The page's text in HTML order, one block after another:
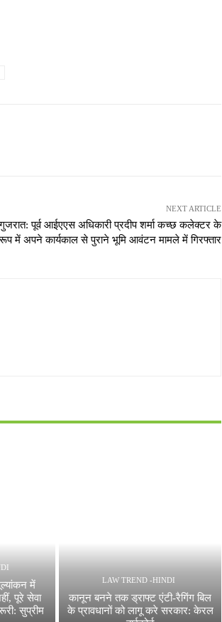
NEXT ARTICLE
पूर्व आईएएस अधिकारी प्रदीप शर्मा कच्छ कलेक्टर के
में अपने कार्यकाल से पुराने भूमि आवंटन मामले में गिरफ्तार
में
पूरे सेवा
सुप्रीम
LAW TREND -HINDI
कानून बनने तक ड्राफ्ट एंटी-रैगिंग बिल
के प्रावधानों को लागू करे सरकार: केरल